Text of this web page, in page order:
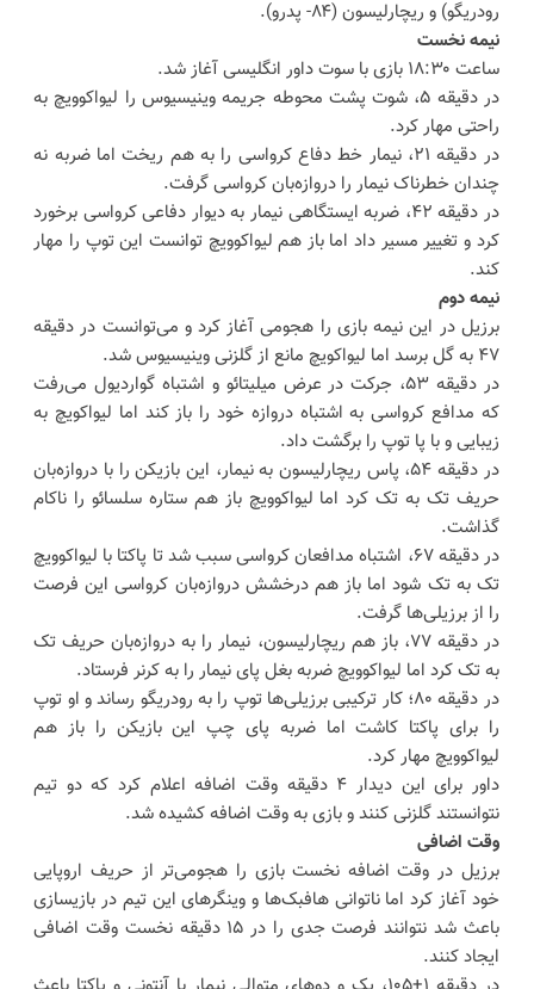
رودریگو) و ریچارلیسون (۸۴- پدرو).
نیمه نخست
ساعت ۱۸:۳۰ بازی با سوت داور انگلیسی آغاز شد.
در دقیقه ۵، شوت پشت محوطه جریمه وینیسیوس را لیواکوویچ به
راحتی مهار کرد.
در دقیقه ۲۱، نیمار خط دفاع کرواسی را به هم ریخت اما ضربه نه
چندان خطرناک نیمار را دروازه‌بان کرواسی گرفت.
در دقیقه ۴۲، ضربه ایستگاهی نیمار به دیوار دفاعی کرواسی برخورد
کرد و تغییر مسیر داد اما باز هم لیواکوویچ توانست این توپ را مهار
کند.
نیمه دوم
برزیل در این نیمه بازی را هجومی آغاز کرد و می‌توانست در دقیقه
۴۷ به گل برسد اما لیواکویچ مانع از گلزنی وینیسیوس شد.
در دقیقه ۵۳، جرکت در عرض میلیتائو و اشتباه گواردیول می‌رفت
که مدافع کرواسی به اشتباه دروازه خود را باز کند اما لیواکویچ به
زیبایی و با پا توپ را برگشت داد.
در دقیقه ۵۴، پاس ریچارلیسون به نیمار، این بازیکن را با دروازه‌بان
حریف تک به تک کرد اما لیواکوویچ باز هم ستاره سلسائو را ناکام
گذاشت.
در دقیقه ۶۷، اشتباه مدافعان کرواسی سبب شد تا پاکتا با لیواکوویچ
تک به تک شود اما باز هم درخشش دروازه‌بان کرواسی این فرصت
را از برزیلی‌ها گرفت.
در دقیقه ۷۷، باز هم ریچارلیسون، نیمار را به دروازه‌بان حریف تک
به تک کرد اما لیواکوویچ ضربه بغل پای نیمار را به کرنر فرستاد.
در دقیقه ۸۰؛ کار ترکیبی برزیلی‌ها توپ را به رودریگو رساند و او توپ
را برای پاکتا کاشت اما ضربه پای چپ این بازیکن را باز هم
لیواکوویچ مهار کرد.
داور برای این دیدار ۴ دقیقه وقت اضافه اعلام کرد که دو تیم
نتوانستند گلزنی کنند و بازی به وقت اضافه کشیده شد.
وقت اضافی
برزیل در وقت اضافه نخست بازی را هجومی‌تر از حریف اروپایی
خود آغاز کرد اما ناتوانی هافبک‌ها و وینگرهای این تیم در بازیسازی
باعث شد نتوانند فرصت جدی را در ۱۵ دقیقه نخست وقت اضافی
ایجاد کنند.